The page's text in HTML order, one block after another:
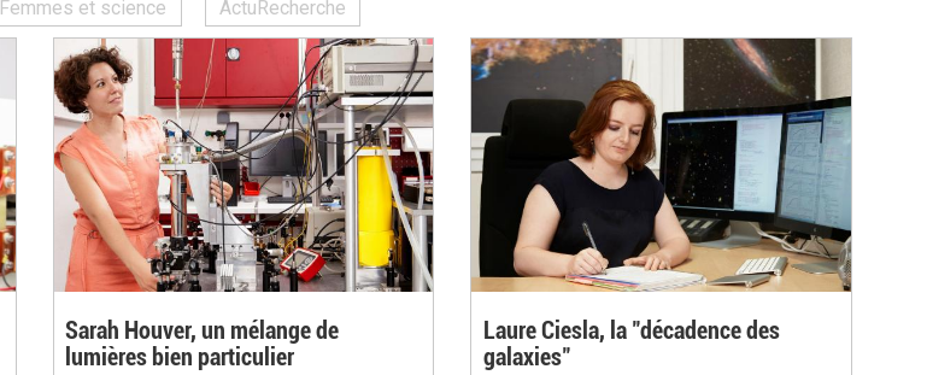
Femmes et science ActuRecherche
Sarah Houver, un mélange de
lumières bien particulier
Laure Ciesla, la "décadence des
galaxies"